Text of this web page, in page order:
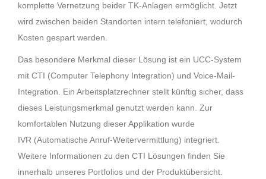
komplette Vernetzung beider TK-Anlagen ermöglicht. Jetzt
wird zwischen beiden Standorten intern telefoniert, wodurch
Kosten gespart werden.
Das besondere Merkmal dieser Lösung ist ein UCC-System
mit CTI (Computer Telephony Integration) und Voice-Mail-
Integration. Ein Arbeitsplatzrechner stellt künftig sicher, dass
dieses Leistungsmerkmal genutzt werden kann. Zur
komfortablen Nutzung dieser Applikation wurde
IVR (Automatische Anruf-Weitervermittlung) integriert.
Weitere Informationen zu den CTI Lösungen finden Sie
innerhalb unseres Portfolios und der Produktübersicht.